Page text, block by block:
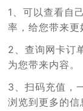
1、可以查看自
率，给您带来更
2、查询网卡订
为您带来内容。
3、扫码充值，
浏览到更多的信